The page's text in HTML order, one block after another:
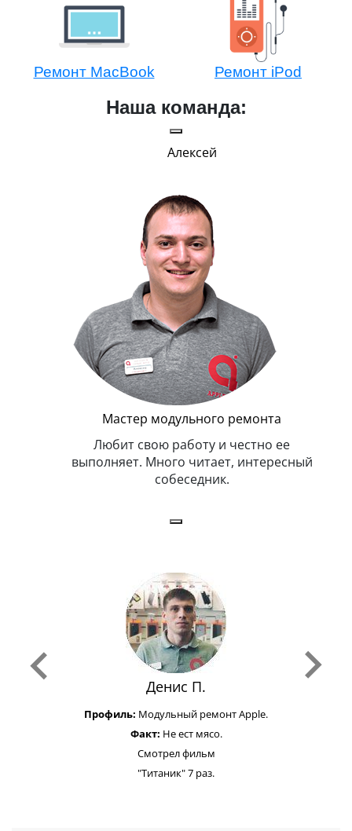
Ремонт MacBook Ремонт iPod
Наша команда:
Алексей
Мастер модульного ремонта
Любит свою работу и честно ее
выполняет. Много читает, интересный
собеседник.
Денис П.
Профиль: Модульный ремонт Apple.
Факт: Не ест мясо.
Смотрел фильм
"Титаник" 7 раз.